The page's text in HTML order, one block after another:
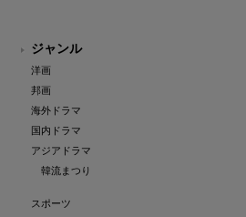
ジャンル
洋画
邦画
海外ドラマ
国内ドラマ
アジアドラマ
韓流まつり
スポーツ